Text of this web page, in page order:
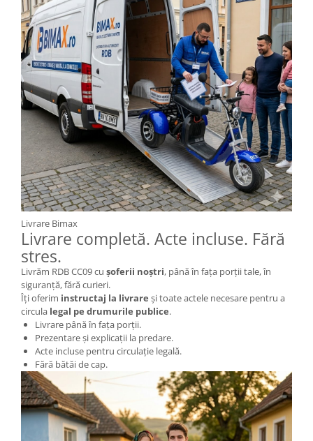
Piese de schimb Tornado
Piese de schimb Volta
Piese de schimb scutere City Coco
(Harley)
Piese de schimb Electroride /
OUDIE
Piese de Schimb RDB
Piese de Schimb Jinpeng
Piese de schimb Arora
Piese scutere universale
Senzori, intrerupatoare, electrice
Baterie Scuter Electric
Cauciuc Scuter Electric
Controller Scuter Electric
Incarcator Scuter Electric
Acceleratie Scuter Electric
Camera Scuter Electric
Roti, Ax
Livrare Bimax
Livrare completă. Acte incluse. Fără
stres.
Livrăm RDB CC09 cu șoferii noștri, până în fața porții tale, în
siguranță, fără curieri.
Îți oferim instructaj la livrare și toate actele necesare pentru a
circula legal pe drumurile publice.
Livrare până în fața porții.
Prezentare și explicații la predare.
Acte incluse pentru circulație legală.
Fără bătăi de cap.